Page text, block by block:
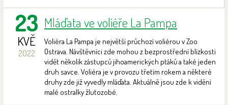
23
KVĚ
2022
Mláďata ve voliéře La Pampa
Voliéra La Pampa je největší průchozí voliérou v Zoo
Ostrava. Návštěvníci zde mohou z bezprostřední blízkosti
vidět několik zástupců jihoamerických ptáků a také jeden
druh savce. Voliéra je v provozu třetím rokem a některé
druhy zde již vyvedly mláďata. Aktuálně jsou zde k vidění
malé ostralky žlutozobé.